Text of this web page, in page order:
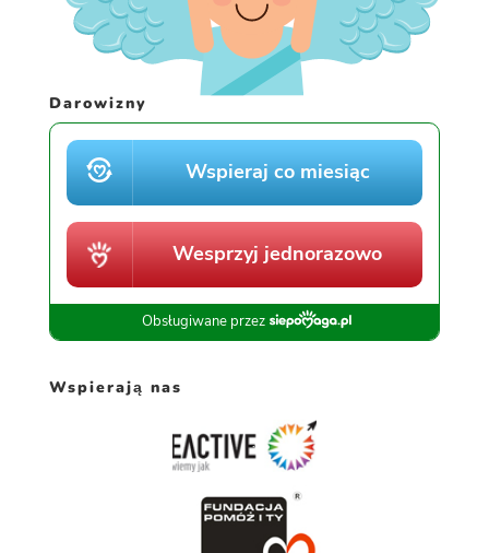
Darowizny
Wspierają nas